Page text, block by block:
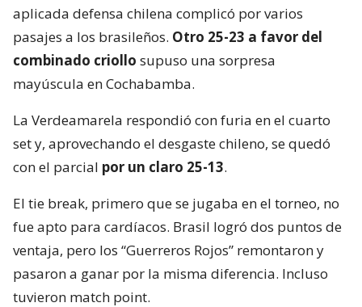
aplicada defensa chilena complicó por varios
pasajes a los brasileños. Otro 25-23 a favor del
combinado criollo supuso una sorpresa
mayúscula en Cochabamba.
La Verdeamarela respondió con furia en el cuarto
set y, aprovechando el desgaste chileno, se quedó
con el parcial por un claro 25-13.
El tie break, primero que se jugaba en el torneo, no
fue apto para cardíacos. Brasil logró dos puntos de
ventaja, pero los “Guerreros Rojos” remontaron y
pasaron a ganar por la misma diferencia. Incluso
tuvieron match point.